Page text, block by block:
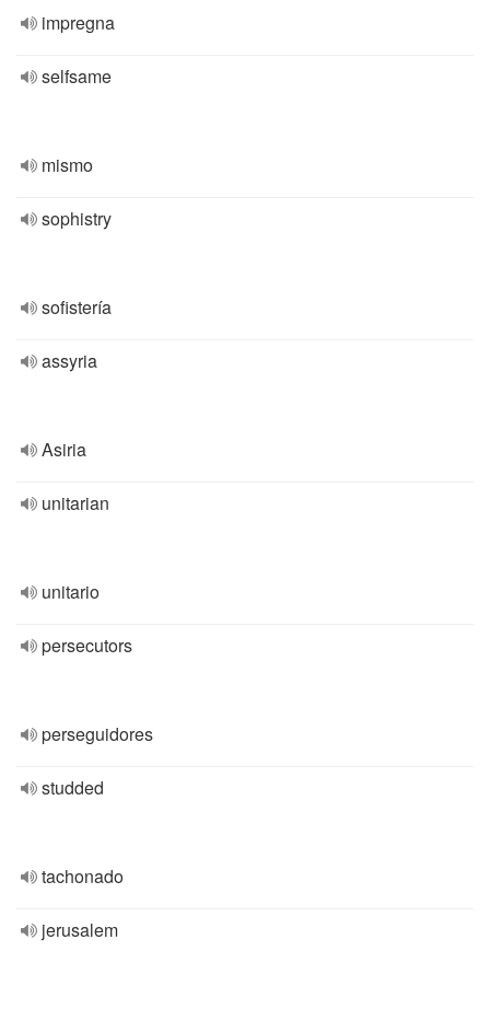
impregna
selfsame
mismo
sophistry
sofistería
assyria
Asiria
unitarian
unitario
persecutors
perseguidores
studded
tachonado
jerusalem